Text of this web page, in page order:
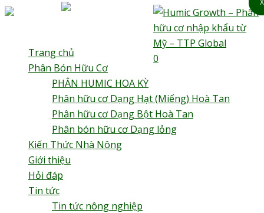
– TTP Global
0
Trang chủ
Phân Bón Hữu Cơ
PHÂN HUMIC HOA KỲ
Phân hữu cơ Dạng Hạt (Miểng) Hoà Tan
Phân hữu cơ Dạng Bột Hoà Tan
Phân bón hữu cơ Dạng lỏng
Kiến Thức Nhà Nông
Giới thiệu
Hỏi đáp
Tin tức
Tin tức nông nghiệp
X
X